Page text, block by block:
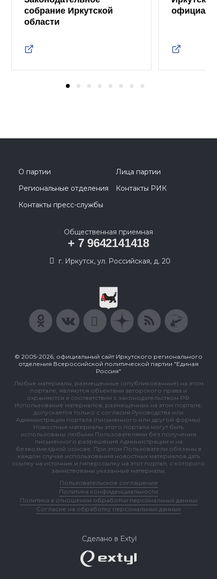
собрание Иркутской
области
О партии
Лица партии
Региональные отделения
Контакты РИК
Контакты пресс-службы
Общественная приемная
+ 7 9642141418
г. Иркутск, ул. Российская, д. 20
© 2005-2026, официальный сайт Иркутского регионального
отделения Всероссийской политической партии "Единая
Россия"
Любые материалы, размещенные (опубликованные) на этом
портале, являются объектами авторского права и
охраняются в соответствии с законодательством РФ.
Использование материалов, размещенных на этом портале,
допускается только с согласия Руководства или
Администрации портала (письменного или другой формы).
Новостные материалы этого портала могут быть
использованы любыми Пользователями без получения
письменного разрешения Администрации и на
безвозмездной основе. При этом Пользователи обязаны в
каждом случае использования новостных материалов дать
ссылку на источник и гиперссылку на этот портал, с которого
заимствованы указанные материалы.
Пользовательское соглашение
Политика конфиденциальности
Политика в отношении обработки персональных данных
Согласие на обработку персональных данных
Сделано в Extyl